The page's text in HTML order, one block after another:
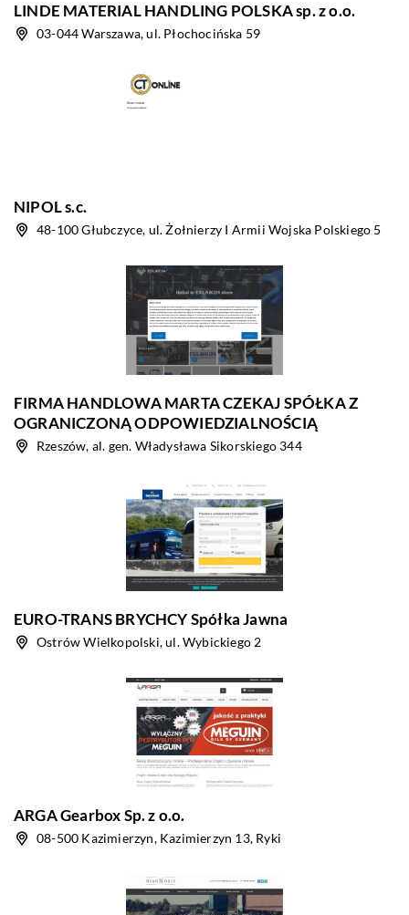
LINDE MATERIAL HANDLING POLSKA sp. z o.o.
03-044 Warszawa, ul. Płochocińska 59
NIPOL s.c.
48-100 Głubczyce, ul. Żołnierzy I Armii Wojska Polskiego 5
FIRMA HANDLOWA MARTA CZEKAJ SPÓŁKA Z
OGRANICZONĄ ODPOWIEDZIALNOŚCIĄ
Rzeszów, al. gen. Władysława Sikorskiego 344
EURO-TRANS BRYCHCY Spółka Jawna
Ostrów Wielkopolski, ul. Wybickiego 2
ARGA Gearbox Sp. z o.o.
08-500 Kazimierzyn, Kazimierzyn 13, Ryki